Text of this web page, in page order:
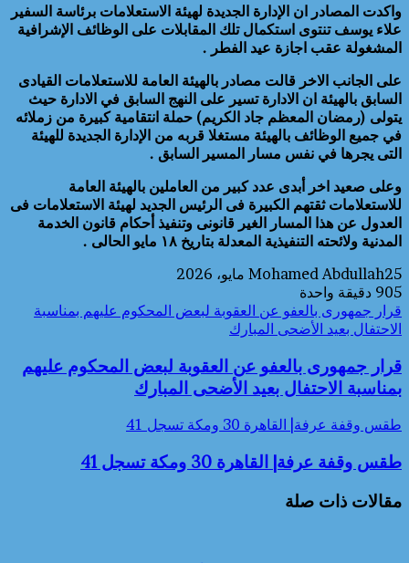
واكدت المصادر ان الإدارة الجديدة لهيئة الاستعلامات برئاسة السفير
علاء يوسف تنتوى استكمال تلك المقابلات على الوظائف الإشرافية
المشغولة عقب اجازة عيد الفطر .
على الجانب الاخر قالت مصادر بالهيئة العامة للاستعلامات القيادى
السابق بالهيئة ان الادارة تسير على النهج السابق في الادارة حيث
يتولى (رمضان المعظم جاد الكريم) حملة انتقامية كبيرة من زملائه
في جميع الوظائف بالهيئة مستغلا قربه من الإدارة الجديدة للهيئة
التى يجرها في نفس مسار المسير السابق .
وعلى صعيد اخر أبدى عدد كبير من العاملين بالهيئة العامة
للاستعلامات ثقتهم الكبيرة فى الرئيس الجديد لهيئة الاستعلامات فى
العدول عن هذا المسار الغير قانونى وتنفيذ أحكام قانون الخدمة
المدنية ولائحته التنفيذية المعدلة بتاريخ ١٨ مايو الحالى .
Mohamed Abdullah25 مايو، 2026
905 دقيقة واحدة
قرار جمهورى بالعفو عن العقوبة لبعض المحكوم عليهم بمناسبة
الاحتفال بعيد الأضحى المبارك
قرار جمهورى بالعفو عن العقوبة لبعض المحكوم عليهم
بمناسبة الاحتفال بعيد الأضحى المبارك
طقس وقفة عرفة| القاهرة 30 ومكة تسجل 41
طقس وقفة عرفة| القاهرة 30 ومكة تسجل 41
مقالات ذات صلة